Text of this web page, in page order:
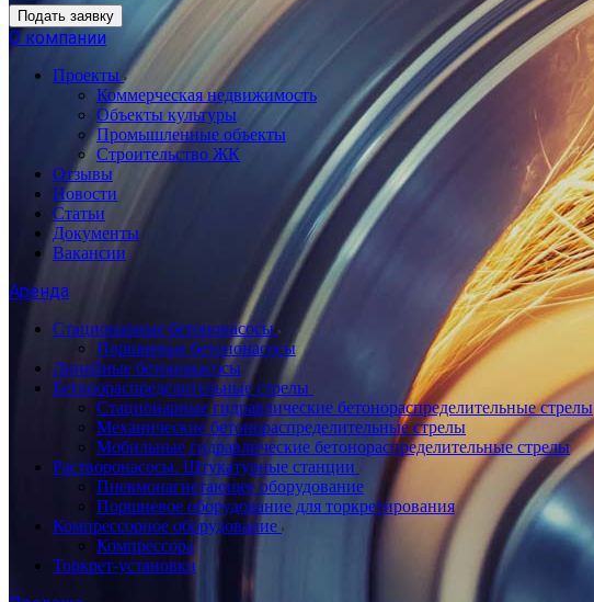
Подать заявку
О компании
Проекты
Коммерческая недвижимость
Объекты культуры
Промышленные объекты
Строительство ЖК
Отзывы
Новости
Статьи
Документы
Вакансии
Аренда
Стационарные бетононасосы
Поршневые бетононасосы
Линейные бетононасосы
Бетонораспределительные стрелы
Стационарные гидравлические бетонораспределительные стрелы
Механические бетонораспределительные стрелы
Мобильные гидравлические бетонораспределительные стрелы
Растворонасосы. Штукатурные станции
Пневмонагнетающее оборудование
Поршневое оборудование для торкретирования
Компрессорное оборудование
Компрессора
Торкрет-установки